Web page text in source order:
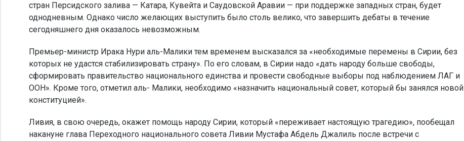
стран Персидского залива — Катара, Кувейта и Саудовской Аравии — при поддержке западных стран, будет
однодневным. Однако число желающих выступить было столь велико, что завершить дебаты в течение
сегодняшнего дня оказалось невозможным.
Премьер-министр Ирака Нури аль-Малики тем временем высказался за «необходимые перемены в Сирии, без
которых не удастся стабилизировать страну». По его словам, в Сирии надо «дать народу больше свободы,
сформировать правительство национального единства и провести свободные выборы под наблюдением ЛАГ и
ООН». Кроме того, отметил аль- Малики, необходимо «назначить национальный совет, который бы занялся новой
конституцией».
Ливия, в свою очередь, окажет помощь народу Сирии, который «переживает настоящую трагедию», пообещал
накануне глава Переходного национального совета Ливии Мустафа Абдель Джалиль после встречи с